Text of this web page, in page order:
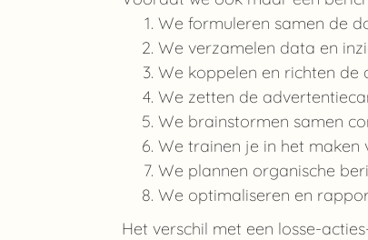
We formuleren samen de
We verzamelen data en
We koppelen en richten de
We zetten de
We brainstormen samen
We trainen je in het maken
We plannen organische
We optimaliseren en
Het verschil met een losse-